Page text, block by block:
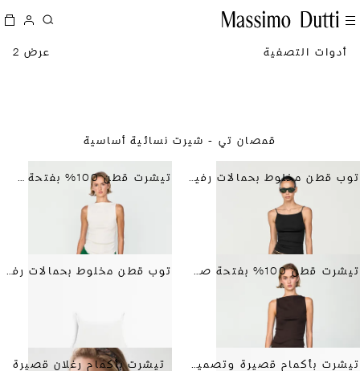
أدوات التصفية عرض 2
قمصان تي - شيرت نسائية أساسية
توب قطن مخلوط بحمالات رفيعة تيشرت قطن 100% بفتحة صدر مستقيمة
تيشرت قطن 100% بفتحة صدر مستقيمة توب قطن مخلوط بحمالات رفيعة
تيشرت بأكمام قصيرة وتصميم مزدوج تيشرت بأكمام رغلان قصيرة